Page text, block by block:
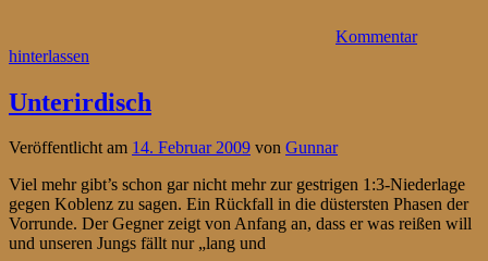
Kommentar
hinterlassen
Unterirdisch
Veröffentlicht am 14. Februar 2009 von Gunnar
Viel mehr gibt’s schon gar nicht mehr zur gestrigen 1:3-Niederlage
gegen Koblenz zu sagen. Ein Rückfall in die düstersten Phasen der
Vorrunde. Der Gegner zeigt von Anfang an, dass er was reißen will
und unseren Jungs fällt nur „lang und